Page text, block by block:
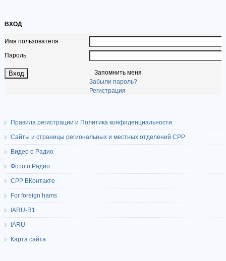
ВХОД
Имя пользователя
Пароль
Запомнить меня
Забыли пароль?
Регистрация
Правила регистрации и Политика конфиденциальности
Сайты и страницы региональных и местных отделений СРР
Видео о Радио
Фото о Радио
СРР ВКонтакте
For foreign hams
IARU-R1
IARU
Карта сайта